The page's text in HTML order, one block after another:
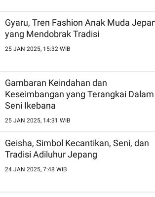
Gyaru, Tren Fashion Anak Muda
yang Mendobrak Tradisi
25 JAN 2025, 15:32 WIB
Gambaran Keindahan dan
Keseimbangan yang Terangkai Dalam
Seni Ikebana
25 JAN 2025, 14:31 WIB
Geisha, Simbol Kecantikan, Seni, dan
Tradisi Adiluhur Jepang
24 JAN 2025, 7:48 WIB